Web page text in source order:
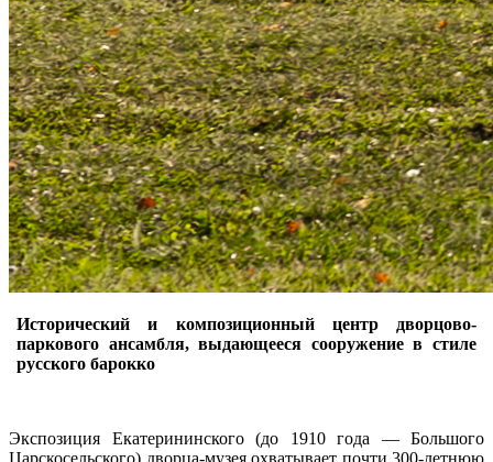
Исторический и композиционный центр дворцово-
паркового ансамбля, выдающееся сооружение в стиле
русского барокко
Экспозиция Екатерининского (до 1910 года — Большого
Царскосельского) дворца-музея охватывает почти 300-летнюю